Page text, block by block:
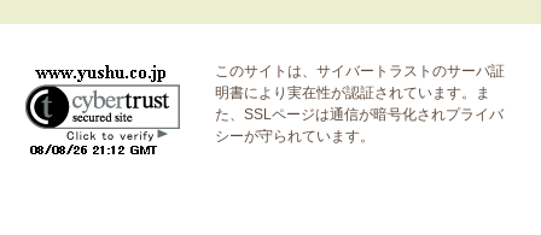
このサイトは、サイバートラストのサーバ証
明書により実在性が認証されています。ま
た、SSLページは通信が暗号化されプライバ
シーが守られています。